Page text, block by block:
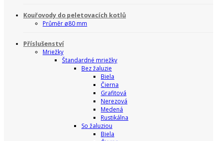
Kouřovody do peletovacích kotlů
Průměr ø80 mm
Příslušenství
Mriežky
Štandardné mriežky
Bez žaluzie
Biela
Čierna
Grafitová
Nerezová
Medená
Rustikálna
So žaluziou
Biela